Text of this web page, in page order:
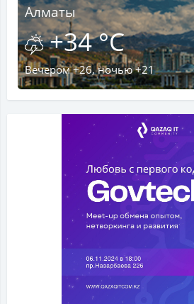
Алматы
+34 °C
Вечером +26, ночью +21